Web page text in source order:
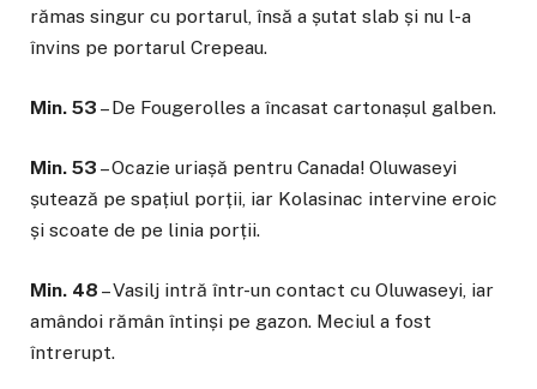
rămas singur cu portarul, însă a șutat slab și nu l-a
învins pe portarul Crepeau.
Min. 53 – De Fougerolles a încasat cartonașul galben.
Min. 53 – Ocazie uriașă pentru Canada! Oluwaseyi
șutează pe spațiul porții, iar Kolasinac intervine eroic
și scoate de pe linia porții.
Min. 48 – Vasilj intră într-un contact cu Oluwaseyi, iar
amândoi rămân întinși pe gazon. Meciul a fost
întrerupt.